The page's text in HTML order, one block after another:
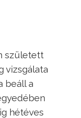
született
vizsgálata
beáll a
hétéves